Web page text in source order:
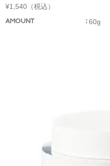
¥1,540（税込）
AMOUNT 60g